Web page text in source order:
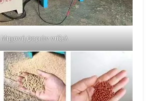
Μηχανή ψαριών ντίζελ